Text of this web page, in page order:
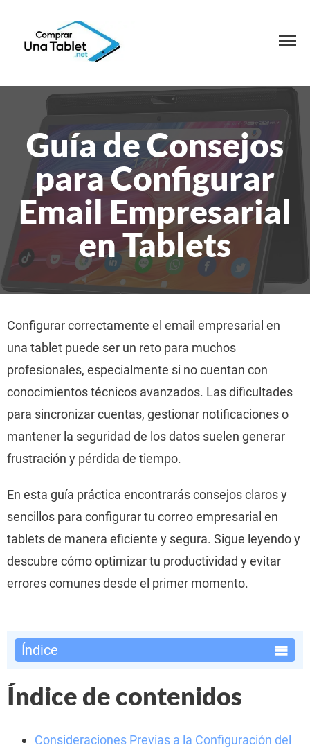
Guía de Consejos
para Configurar
Email Empresarial
en Tablets
Configurar correctamente el email empresarial en
una tablet puede ser un reto para muchos
profesionales, especialmente si no cuentan con
conocimientos técnicos avanzados. Las dificultades
para sincronizar cuentas, gestionar notificaciones o
mantener la seguridad de los datos suelen generar
frustración y pérdida de tiempo.
En esta guía práctica encontrarás consejos claros y
sencillos para configurar tu correo empresarial en
tablets de manera eficiente y segura. Sigue leyendo y
descubre cómo optimizar tu productividad y evitar
errores comunes desde el primer momento.
Índice
Índice de contenidos
Consideraciones Previas a la Configuración del